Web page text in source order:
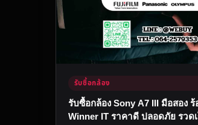
รับซื้อกล้อง
รับซื้อกล้อง Sony A7 III มือสอง ร้
Winner IT ราคาดี ปลอดภัย รวด